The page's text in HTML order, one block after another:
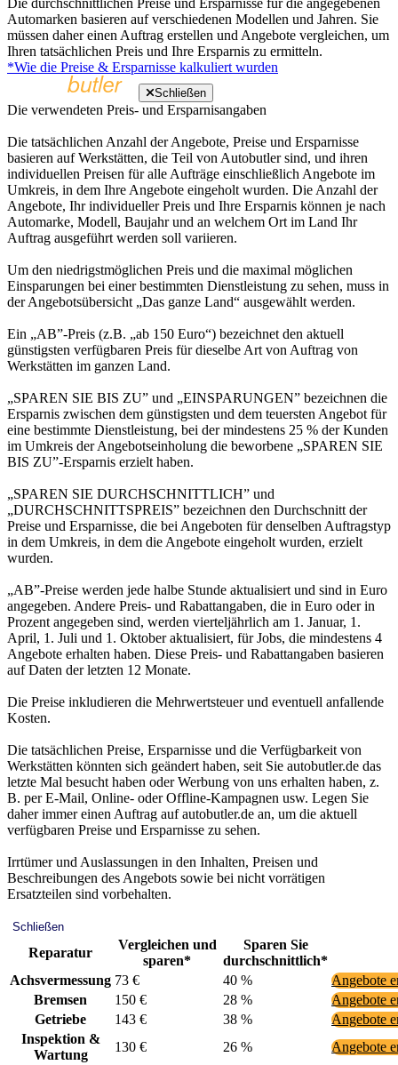
Automarken basieren auf verschiedenen Modellen und Jahren. Sie
müssen daher einen Auftrag erstellen und Angebote vergleichen, um
Ihren tatsächlichen Preis und Ihre Ersparnis zu ermitteln.
*Wie die Preise & Ersparnisse kalkuliert wurden
Schließen
Die verwendeten Preis- und Ersparnisangaben
Die tatsächlichen Anzahl der Angebote, Preise und Ersparnisse
basieren auf Werkstätten, die Teil von Autobutler sind, und ihren
individuellen Preisen für alle Aufträge einschließlich Angebote im
Umkreis, in dem Ihre Angebote eingeholt wurden. Die Anzahl der
Angebote, Ihr individueller Preis und Ihre Ersparnis können je nach
Automarke, Modell, Baujahr und an welchem Ort im Land Ihr
Auftrag ausgeführt werden soll variieren.
Um den niedrigstmöglichen Preis und die maximal möglichen
Einsparungen bei einer bestimmten Dienstleistung zu sehen, muss in
der Angebotsübersicht „Das ganze Land“ ausgewählt werden.
Ein „AB”-Preis (z.B. „ab 150 Euro“) bezeichnet den aktuell
günstigsten verfügbaren Preis für dieselbe Art von Auftrag von
Werkstätten im ganzen Land.
„SPAREN SIE BIS ZU” und „EINSPARUNGEN” bezeichnen die
Ersparnis zwischen dem günstigsten und dem teuersten Angebot für
eine bestimmte Dienstleistung, bei der mindestens 25 % der Kunden
im Umkreis der Angebotseinholung die beworbene „SPAREN SIE
BIS ZU”-Ersparnis erzielt haben.
„SPAREN SIE DURCHSCHNITTLICH” und
„DURCHSCHNITTSPREIS” bezeichnen den Durchschnitt der
Preise und Ersparnisse, die bei Angeboten für denselben Auftragstyp
in dem Umkreis, in dem die Angebote eingeholt wurden, erzielt
wurden.
„AB”-Preise werden jede halbe Stunde aktualisiert und sind in Euro
angegeben. Andere Preis- und Rabattangaben, die in Euro oder in
Prozent angegeben sind, werden vierteljährlich am 1. Januar, 1.
April, 1. Juli und 1. Oktober aktualisiert, für Jobs, die mindestens 4
Angebote erhalten haben. Diese Preis- und Rabattangaben basieren
auf Daten der letzten 12 Monate.
Die Preise inkludieren die Mehrwertsteuer und eventuell anfallende
Kosten.
Die tatsächlichen Preise, Ersparnisse und die Verfügbarkeit von
Werkstätten könnten sich geändert haben, seit Sie autobutler.de das
letzte Mal besucht haben oder Werbung von uns erhalten haben, z.
B. per E-Mail, Online- oder Offline-Kampagnen usw. Legen Sie
daher immer einen Auftrag auf autobutler.de an, um die aktuell
verfügbaren Preise und Ersparnisse zu sehen.
Irrtümer und Auslassungen in den Inhalten, Preisen und
Beschreibungen des Angebots sowie bei nicht vorrätigen
Ersatzteilen sind vorbehalten.
Schließen
Reparatur
Vergleichen und
sparen*
Sparen Sie
durchschnittlich*
Achsvermessung 73 € 40 %
Angebote
Bremsen
150 € 28 %
Angebote
Getriebe
143 € 38 %
Angebote
Inspektion &
Wartung
130 € 26 %
Angebote